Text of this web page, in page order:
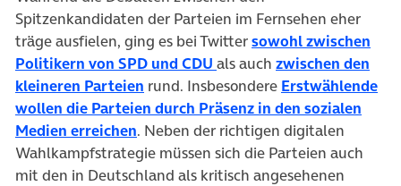
Spitzenkandidaten der Parteien im Fernsehen eher
träge ausfielen, ging es bei Twittersowohl zwischen
Politikern von SPD und CDU (öffnet in neuem Tab)
als auch zwischen den
kleineren Parteien (öffnet in neuem Tab)
rund. Insbesondere Erstwählende
wollen die Parteien durch Präsenz in den sozialen
Medien erreichen(öffnet in neuem Tab)
. Neben der richtigen digitalen
Wahlkampfstrategie müssen sich die Parteien auch
mit den in Deutschland als kritisch angesehenen